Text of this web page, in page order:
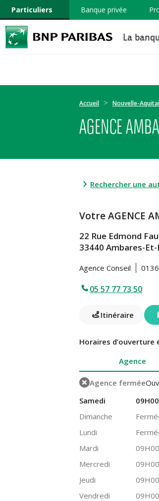
Particuliers Banque privée
La
Accueil Nouvelle-
AGENCE
Rechercher une
Votre AGENCE
22 Rue Edmond
33440 Ambares-
Agence Conseil
05 57 77 73 50
Itinéraire
Horaires d’ouverture
Agence
Agence fermée
Samedi
Dimanche
Lundi
Mardi
Mercredi
Jeudi
Vendredi